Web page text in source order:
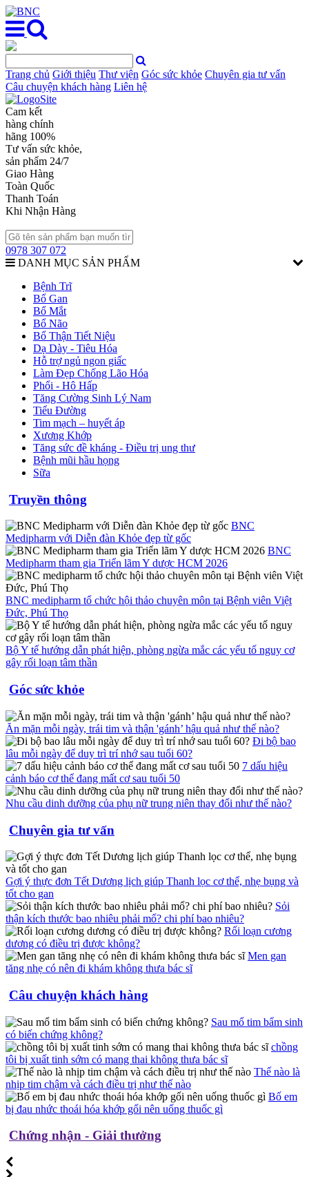
Trang chủ Giới thiệu Thư viện Góc sức khỏe Chuyên gia tư vấn
Câu chuyện khách hàng Liên hệ
Cam kết
hàng chính
hãng 100%
Tư vấn sức khỏe,
sản phẩm 24/7
Giao Hàng
Toàn Quốc
Thanh Toán
Khi Nhận Hàng
0978 307 072
DANH MỤC SẢN PHẨM
Bệnh Trĩ
Bổ Gan
Bổ Mắt
Bổ Não
Bổ Thận Tiết Niệu
Dạ Dày - Tiêu Hóa
Hỗ trợ ngủ ngon giấc
Làm Đẹp Chống Lão Hóa
Phổi - Hô Hấp
Tăng Cường Sinh Lý Nam
Tiểu Đường
Tim mạch – huyết áp
Xương Khớp
Tăng sức đề kháng - Điều trị ung thư
Bệnh mũi hầu họng
Sữa
Truyền thông
BNC
Medipharm với Diễn đàn Khỏe đẹp từ gốc
BNC
Medipharm tham gia Triển lãm Y dược HCM 2026
BNC medipharm tổ chức hội thảo chuyên môn tại Bệnh viên Việt
Đức, Phú Thọ
Bộ Y tế hướng dẫn phát hiện, phòng ngừa mắc các yếu tố nguy cơ
gây rối loạn tâm thần
Góc sức khỏe
Ăn mặn mỗi ngày, trái tim và thận 'gánh’ hậu quả như thế nào?
Đi bộ bao
lâu mỗi ngày để duy trì trí nhớ sau tuổi 60?
7 dấu hiệu
cảnh báo cơ thể đang mất cơ sau tuổi 50
Nhu cầu dinh dưỡng của phụ nữ trung niên thay đổi như thế nào?
Chuyên gia tư vấn
Gợi ý thực đơn Tết Dương lịch giúp Thanh lọc cơ thể, nhẹ bụng và
tốt cho gan
Sỏi
thận kích thước bao nhiêu phải mổ? chi phí bao nhiêu?
Rối loạn cương
dương có điều trị được không?
Men gan
tăng nhẹ có nên đi khám không thưa bác sĩ
Câu chuyện khách hàng
Sau mổ tim bẩm sinh
có biến chứng không?
chồng
tôi bị xuất tinh sớm có mang thai không thưa bác sĩ
Thế nào là
nhịp tim chậm và cách điều trị như thế nào
Bố em
bị đau nhức thoái hóa khớp gối nên uống thuốc gì
Chứng nhận - Giải thưởng